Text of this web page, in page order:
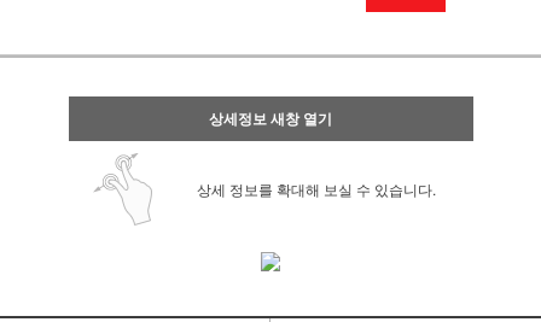
상세정보 새창 열기
상세 정보를 확대해 보실 수 있습니다.